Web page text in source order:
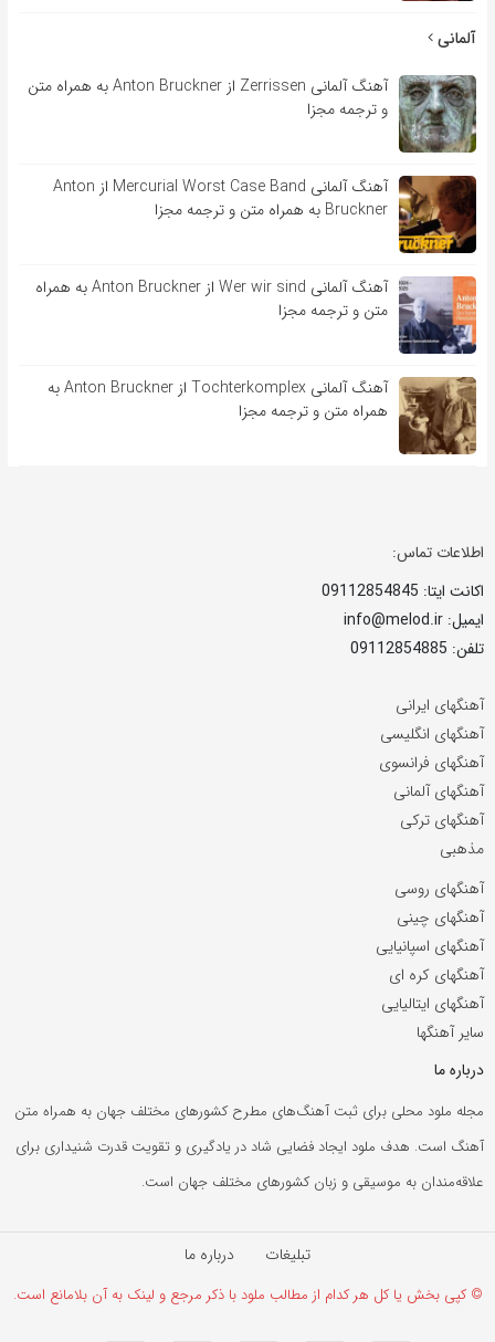
آلمانی
آهنگ آلمانی Zerrissen از Anton Bruckner به همراه متن
و ترجمه مجزا
آهنگ آلمانی Mercurial Worst Case Band از Anton
Bruckner به همراه متن و ترجمه مجزا
آهنگ آلمانی Wer wir sind از Anton Bruckner به همراه
متن و ترجمه مجزا
آهنگ آلمانی Tochterkomplex از Anton Bruckner به
همراه متن و ترجمه مجزا
اطلاعات تماس:
اکانت ایتا: 09112854845
ایمیل: info@melod.ir
تلفن: 09112854885
آهنگهای ایرانی
آهنگهای انگلیسی
آهنگهای فرانسوی
آهنگهای آلمانی
آهنگهای ترکی
مذهبی
آهنگهای روسی
آهنگهای چینی
آهنگهای اسپانیایی
آهنگهای کره ای
آهنگهای ایتالیایی
سایر آهنگها
درباره ما
مجله ملود محلی برای ثبت آهنگ‌های مطرح کشورهای مختلف جهان به همراه متن
آهنگ است. هدف ملود ایجاد فضایی شاد در یادگیری و تقویت قدرت شنیداری برای
علاقه‌مندان به موسیقی و زبان کشورهای مختلف جهان است.
تبلیغات درباره ما
© کپی بخش یا کل هر کدام از مطالب ملود با ذکر مرجع و لینک به آن بلامانع است.